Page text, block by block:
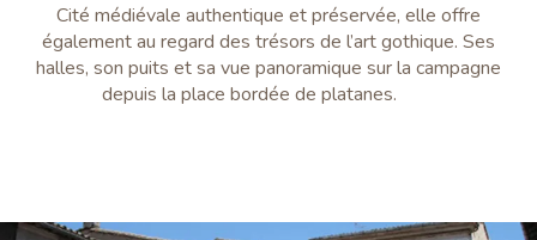
Cité médiévale authentique et préservée, elle offre
également au regard des trésors de l’art gothique. Ses
halles, son puits et sa vue panoramique sur la campagne
depuis la place bordée de platanes.